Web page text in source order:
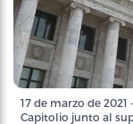
17 de marzo de
Capitolio junto al